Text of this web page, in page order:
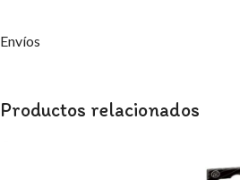
Envíos
Productos relacionados